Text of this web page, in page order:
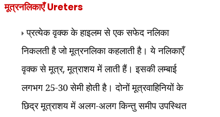
मूत्रनलिकाएँUreters
प्रत्येक वृक्क के हाइलम से एक सफेद नलिका
निकलती है जो मूत्रनलिका कहलाती है। ये नलिकाएँ
वृक्क से मूत्र,मूत्राशय में लाती हैं। इसकी लम्बाई
लगभग 25-30 सेमी होती है। दोनों मूत्रवाहिनियों के
छिद्र मूत्राशय में अलग-अलग किन्तु समीप उपस्थित